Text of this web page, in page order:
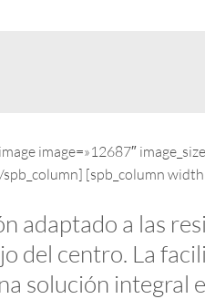
image=»12687″
[spb_column
adaptado a las
del centro. La
solución integral